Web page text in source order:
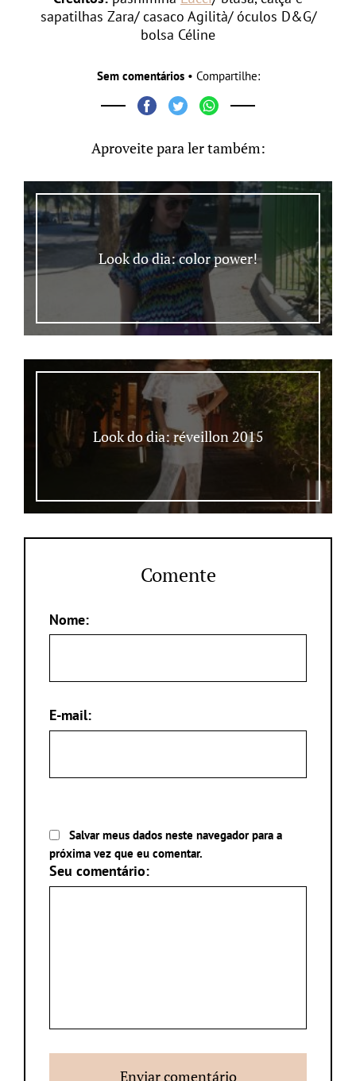
sapatilhas Zara/ casaco Agilità/ óculos D&G/
bolsa Céline
Sem comentários• Compartilhe:
Aproveite para ler também:
Look do dia: color power!
Look do dia: réveillon 2015
Comente
Nome:
E-mail:
Salvar meus dados neste navegador para a
próxima vez que eu comentar.
Seu comentário: